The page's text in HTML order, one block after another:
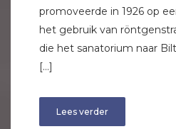
promoveerde in 1926 op
het gebruik van
die het sanatorium naar
[…]
Lees verder